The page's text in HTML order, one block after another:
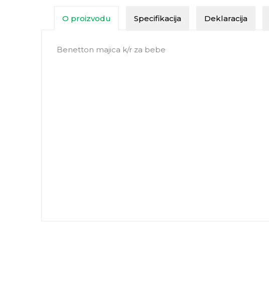
O proizvodu Specifikacija Deklaracija
Benetton majica k/r za bebe